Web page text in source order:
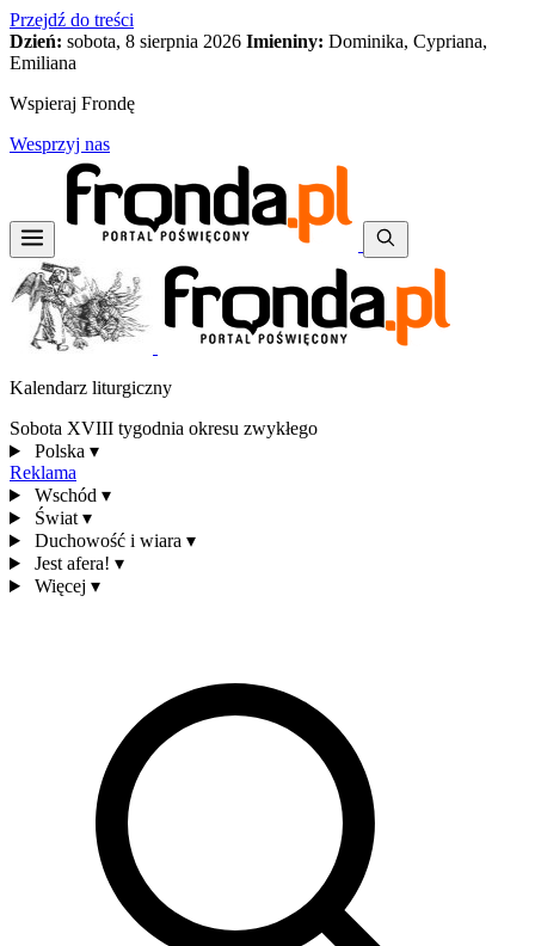
Przejdź do treści
Dzień: sobota, 8 sierpnia 2026 Imieniny: Dominika, Cypriana,
Emiliana
Wspieraj Frondę
Wesprzyj nas
Kalendarz liturgiczny
Sobota XVIII tygodnia okresu zwykłego
Polska ▾
Reklama
Wschód ▾
Świat ▾
Duchowość i wiara ▾
Jest afera! ▾
Więcej ▾